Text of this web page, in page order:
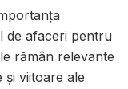
de afaceri pentru
rămân relevante
și viitoare ale